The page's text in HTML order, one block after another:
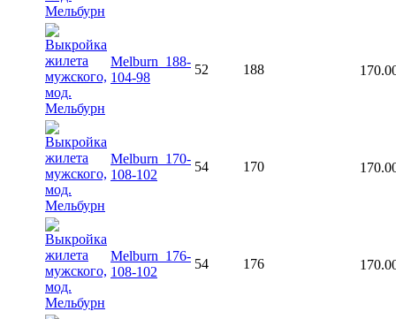
Melburn_188-
104-98
52 188
Melburn_170-
108-102
54 170
Melburn_176-
108-102
54 176